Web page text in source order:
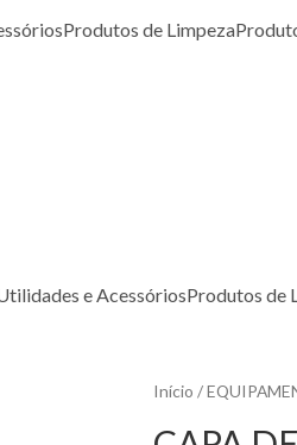
Produtos de Limpeza
e AcessóriosProdutos de
Início /